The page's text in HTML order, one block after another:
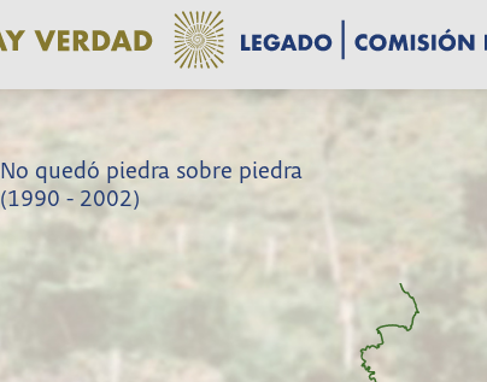
No quedó piedra sobre piedra
(1990 - 2002)